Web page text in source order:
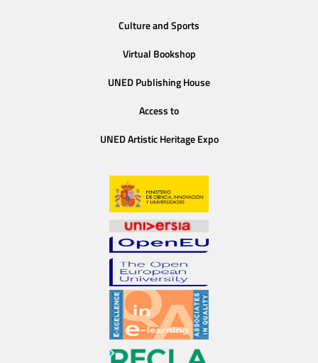
Culture and Sports
Virtual Bookshop
UNED Publishing House
Access to
UNED Artistic Heritage Expo